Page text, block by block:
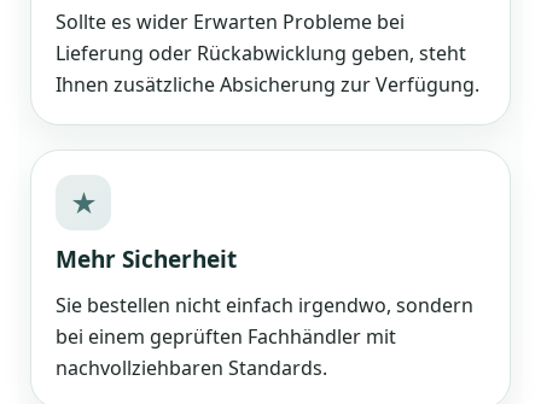
Sollte es wider Erwarten Probleme bei
Lieferung oder Rückabwicklung geben, steht
Ihnen zusätzliche Absicherung zur Verfügung.
★
Mehr Sicherheit
Sie bestellen nicht einfach irgendwo, sondern
bei einem geprüften Fachhändler mit
nachvollziehbaren Standards.